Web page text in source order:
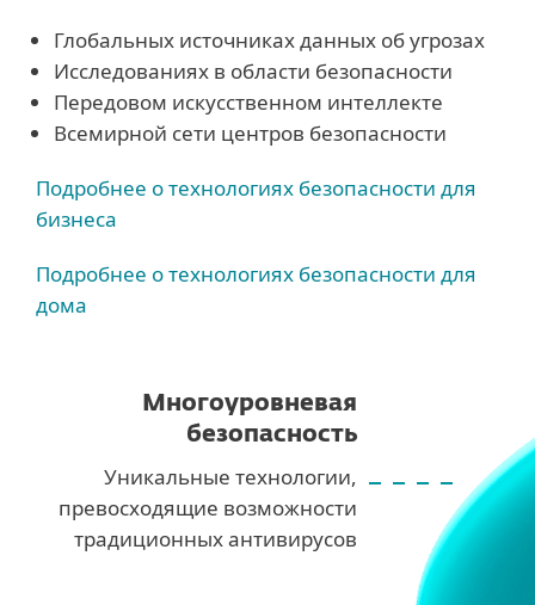
Глобальных источниках данных об угрозах
Исследованиях в области безопасности
Передовом искусственном интеллекте
Всемирной сети центров безопасности
Подробнее о технологиях безопасности для
бизнеса
Подробнее о технологиях безопасности для
дома
Многоуровневая
безопасность
Уникальные технологии,
превосходящие возможности
традиционных антивирусов